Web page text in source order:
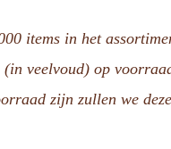
items in het
veelvoud) op
zijn zullen we